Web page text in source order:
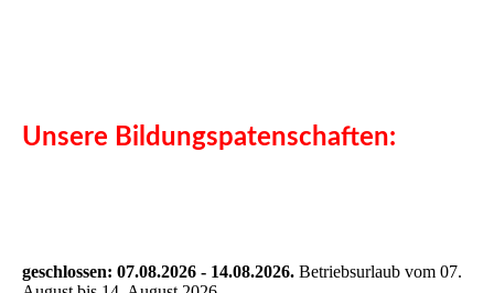
Unsere Bildungspatenschaften:
geschlossen: 07.08.2026 - 14.08.2026. Betriebsurlaub vom 07.